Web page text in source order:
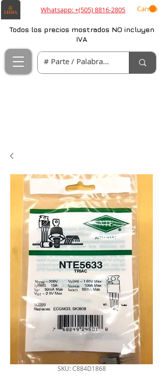
Whatsapp: +(505) 8816-2805 Carrito
Todos los precios mostrados NO incluyen
IVA
SKU: C884D1868